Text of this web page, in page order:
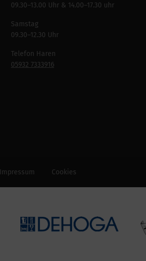
09.30–13.00 Uhr & 14.00–17.30 uhr
Samstag
09.30–12.30 Uhr
Telefon Haren
05932 7333916
Impressum Cookies